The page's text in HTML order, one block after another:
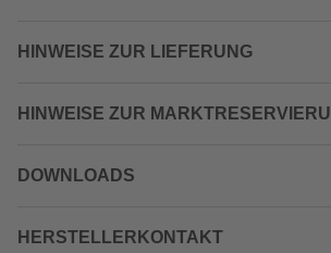
HINWEISE ZUR LIEFERUNG
HINWEISE ZUR
DOWNLOADS
HERSTELLERKONTAKT